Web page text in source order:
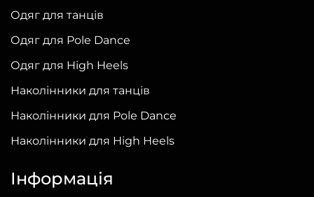
Одяг для танців
Одяг для Pole Dance
Одяг для High Heels
Наколінники для танців
Наколінники для Pole Dance
Наколінники для High Heels
Інформація